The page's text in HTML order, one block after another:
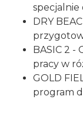
specjalnie
DRY
BASIC 2
pracy w
GOLD
program